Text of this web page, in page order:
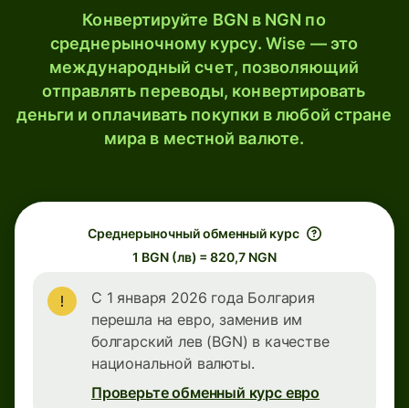
Конвертируйте BGN в NGN по
среднерыночному курсу. Wise — это
международный счет, позволяющий
отправлять переводы, конвертировать
деньги и оплачивать покупки в любой стране
мира в местной валюте.
Среднерыночный обменный курс
1 BGN (лв) = 820,7 NGN
С 1 января 2026 года Болгария
перешла на евро, заменив им
болгарский лев (BGN) в качестве
национальной валюты.
Проверьте обменный курс евро